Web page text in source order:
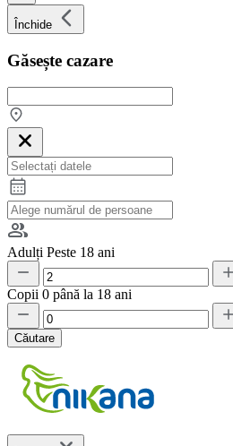
Închide
Găsește cazare
Adulți Peste 18 ani
Copii 0 până la 18 ani
Căutare